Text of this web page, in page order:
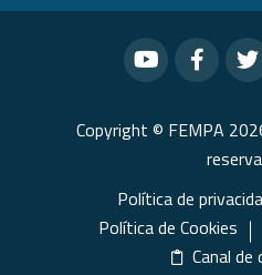
Copyright © FEMPA
Política de
Política de Cookies
Canal de